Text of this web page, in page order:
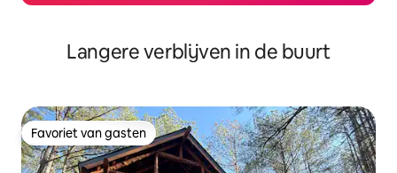
Langere verblijven in de buurt
Favoriet van gasten
Favoriet van gasten